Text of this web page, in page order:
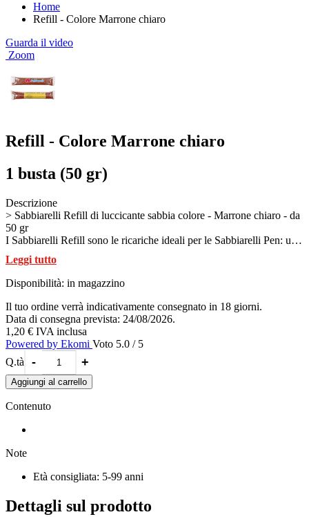
Home
Refill - Colore Marrone chiaro
Guarda il video
Zoom
Refill - Colore Marrone chiaro
1 busta (50 gr)
Descrizione
> Sabbiarelli Refill di luccicante sabbia colore - Marrone chiaro - da
50 gr
I Sabbiarelli Refill sono le ricariche ideali per le Sabbiarelli Pen: una
bustina riempie esattamente una penna Sabbiarelli.
Leggi tutto
Disponibilità: in magazzino
Il tuo ordine verrà indicativamente consegnato in 18 giorni.
Data di consegna prevista: 24/08/2026.
1,20 € IVA inclusa
Powered by Ekomi Voto 5.0 / 5
Q.tà
- +
Aggiungi al carrello
Contenuto
Note
Età consigliata: 5-99 anni
Dettagli sul prodotto